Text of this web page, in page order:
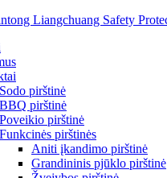
Sodo pirštinė
BBQ pirštinė
Poveikio pirštinė
Funkcinės pirštinės
Aniti įkandimo pirštinė
Grandininis pjūklo pirštinė